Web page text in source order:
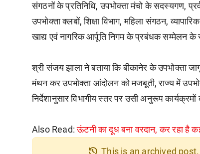
संगठनों के प्रतिनिधि, उपभोक्ता मंचो के सदस्यगण,
उपभोक्ता क्लबों, शिक्षा विभाग, महिला संगठन,
खाद्य एवं नागरिक आर्पूति निगम के प्रबंधक सम्मेलन के
श्री संजय झाला ने बताया कि बीकानेर के उपभोक्ता
मंथन कर उपभोक्ता आंदोलन को मजबूती, राज्य में
निर्देशानुसार विभागीय स्तर पर उसी अनुरूप
Also Read:ऊंटनी का दूध बना वरदान, कर रहा है
history This is an archived